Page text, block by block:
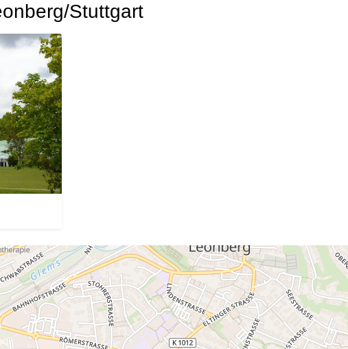
Stuttgart